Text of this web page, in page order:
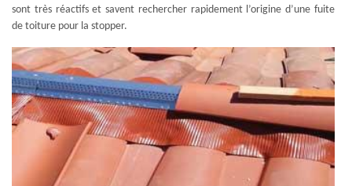
sont très réactifs et savent rechercher rapidement l’origine d’une fuite
de toiture pour la stopper.